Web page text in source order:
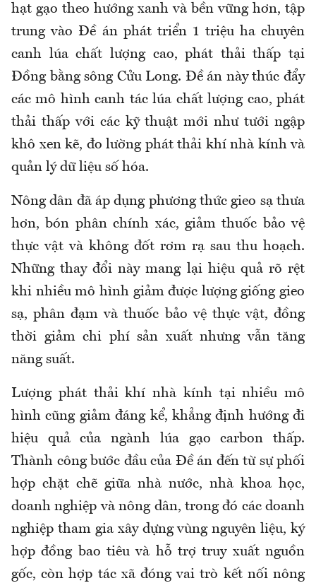
hạt gạo theo hướng xanh và bền vững hơn, tập
trung vào Đề án phát triển 1 triệu ha chuyên
canh lúa chất lượng cao, phát thải thấp tại
Đồng bằng sông Cửu Long. Đề án này thúc đẩy
các mô hình canh tác lúa chất lượng cao, phát
thải thấp với các kỹ thuật mới như tưới ngập
khô xen kẽ, đo lường phát thải khí nhà kính và
quản lý dữ liệu số hóa.
Nông dân đã áp dụng phương thức gieo sạ thưa
hơn, bón phân chính xác, giảm thuốc bảo vệ
thực vật và không đốt rơm rạ sau thu hoạch.
Những thay đổi này mang lại hiệu quả rõ rệt
khi nhiều mô hình giảm được lượng giống gieo
sạ, phân đạm và thuốc bảo vệ thực vật, đồng
thời giảm chi phí sản xuất nhưng vẫn tăng
năng suất.
Lượng phát thải khí nhà kính tại nhiều mô
hình cũng giảm đáng kể, khẳng định hướng đi
hiệu quả của ngành lúa gạo carbon thấp.
Thành công bước đầu của Đề án đến từ sự phối
hợp chặt chẽ giữa nhà nước, nhà khoa học,
doanh nghiệp và nông dân, trong đó các doanh
nghiệp tham gia xây dựng vùng nguyên liệu, ký
hợp đồng bao tiêu và hỗ trợ truy xuất nguồn
gốc, còn hợp tác xã đóng vai trò kết nối nông